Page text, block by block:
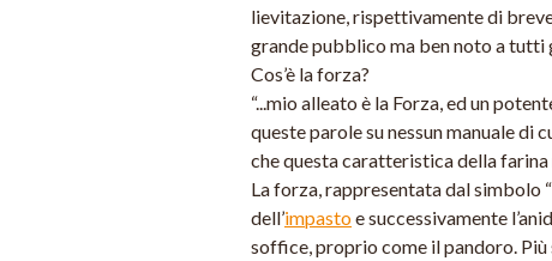
lievitazione, rispettivamente di
grande pubblico ma ben noto a
Cos’è la forza?
“...mio alleato è la Forza, ed un
queste parole su nessun manuale di
che questa caratteristica della
La forza, rappresentata dal simbolo
dell’impastoe successivamente
soffice, proprio come il pandoro.